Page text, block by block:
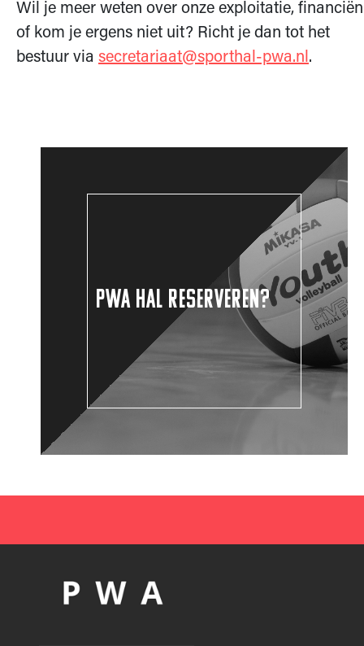
Wil je meer weten over onze exploitatie, financiën
of kom je ergens niet uit? Richt je dan tot het
bestuur via secretariaat@sporthal-pwa.nl.
PWA HAL RESERVEREN?